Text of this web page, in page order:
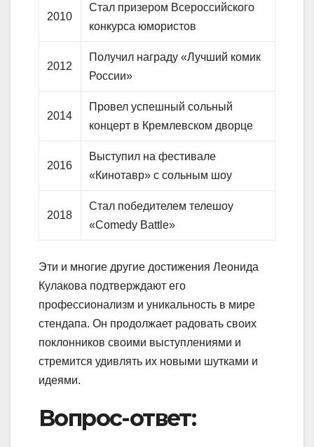
2010
Стал призером Всероссийского
конкурса юмористов
2012
Получил награду «Лучший комик
России»
2014
Провел успешный сольный
концерт в Кремлевском дворце
2016
Выступил на фестивале
«Кинотавр» с сольным шоу
2018
Стал победителем телешоу
«Comedy Battle»
Эти и многие другие достижения Леонида
Кулакова подтверждают его
профессионализм и уникальность в мире
стендапа. Он продолжает радовать своих
поклонников своими выступлениями и
стремится удивлять их новыми шутками и
идеями.
Вопрос-ответ: